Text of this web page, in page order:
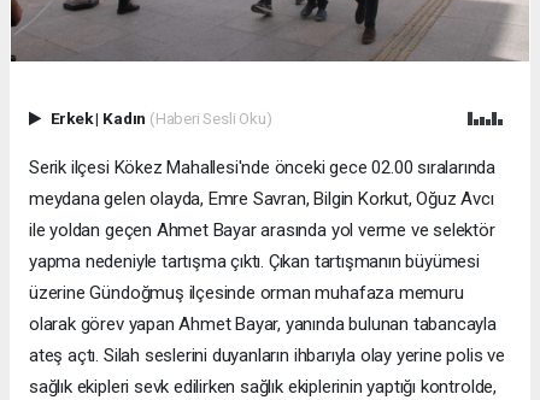
Erkek| Kadın (Haberi Sesli Oku)
Serik ilçesi Kökez Mahallesi'nde önceki gece 02.00 sıralarında
meydana gelen olayda, Emre Savran, Bilgin Korkut, Oğuz Avcı
ile yoldan geçen Ahmet Bayar arasında yol verme ve selektör
yapma nedeniyle tartışma çıktı. Çıkan tartışmanın büyümesi
üzerine Gündoğmuş ilçesinde orman muhafaza memuru
olarak görev yapan Ahmet Bayar, yanında bulunan tabancayla
ateş açtı. Silah seslerini duyanların ihbarıyla olay yerine polis ve
sağlık ekipleri sevk edilirken sağlık ekiplerinin yaptığı kontrolde,